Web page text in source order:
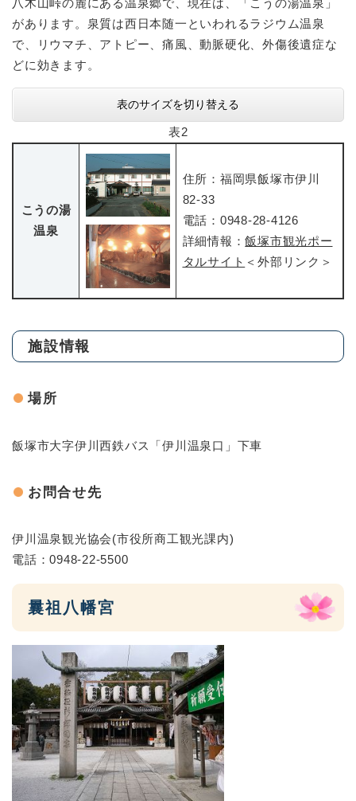
八木山峠の麓にある温泉郷で、現在は、「こうの湯温泉」
があります。泉質は西日本随一といわれるラジウム温泉
で、リウマチ、アトピー、痛風、動脈硬化、外傷後遺症な
どに効きます。
表のサイズを切り替える
表2
こうの湯
温泉
住所：福岡県飯塚市伊川
82-33
電話：0948-28-4126
詳細情報：飯塚市観光ポー
タルサイト ＜外部リンク＞
施設情報
場所
飯塚市大字伊川西鉄バス「伊川温泉口」下車
お問合せ先
伊川温泉観光協会(市役所商工観光課内)
電話：0948-22-5500
曩祖八幡宮